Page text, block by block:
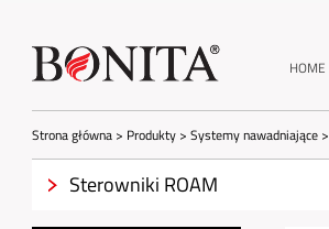
HOME
Strona główna > Produkty > Systemy nawadniające >
Sterowniki ROAM